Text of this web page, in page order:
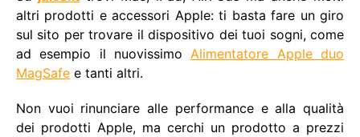
altri prodotti e accessori Apple: ti basta fare un giro
sul sito per trovare il dispositivo dei tuoi sogni, come
ad esempio il nuovissimo Alimentatore Apple duo
MagSafe e tanti altri.
Non vuoi rinunciare alle performance e alla qualità
dei prodotti Apple, ma cerchi un prodotto a prezzi